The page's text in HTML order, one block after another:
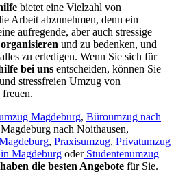
bietet eine Vielzahl von
Arbeit abzunehmen, denn ein
aufregende, aber auch stressige
organisieren und zu bedenken, und
zu erledigen. Wenn Sie sich für
bei uns entscheiden, können Sie
stressfreien Umzug von
Magdeburg, Büroumzug nach
nach Noithausen,
, Praxisumzug, Privatumzug
Magdeburg oderStudentenumzug
die besten Angebote für Sie.